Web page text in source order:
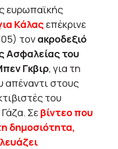
ευρωπαϊκής
Κάλαςεπέκρινε
τονακροδεξιό
Ασφαλείας του
Γκβιρ, για τη
απέναντι στους
του
Σεβίντεο που
δημοσιότητα,